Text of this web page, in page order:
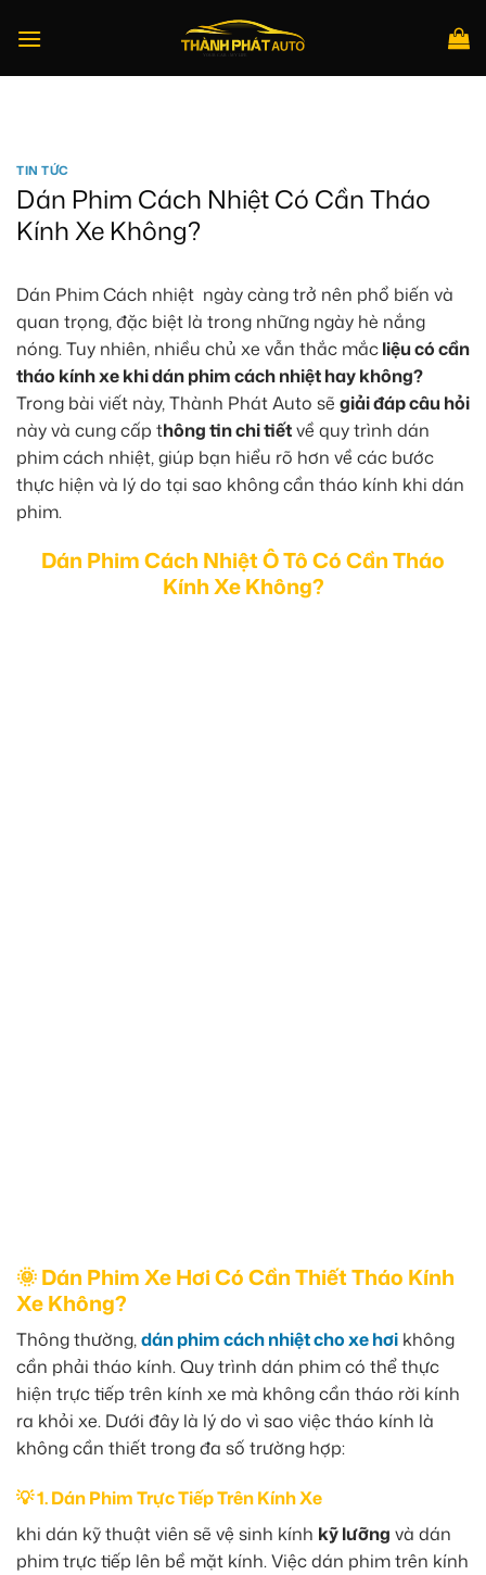
qua
TIN TỨC
Dán Phim Cách Nhiệt Có Cần Tháo
Kính Xe Không?
Dán Phim Cách nhiệt ngày càng trở nên phổ biến và
quan trọng, đặc biệt là trong những ngày hè nắng
nóng. Tuy nhiên, nhiều chủ xe vẫn thắc mắcliệu có cần
tháo kính xe khi dán phim cách nhiệt hay không?
Trong bài viết này, Thành Phát Auto sẽ giải đáp câu hỏi
này và cung cấp thông tin chi tiếtvề quy trình dán
phim cách nhiệt, giúp bạn hiểu rõ hơn về các bước
thực hiện và lý do tại sao không cần tháo kính khi dán
phim.
Dán Phim Cách Nhiệt Ô Tô Có Cần Tháo
Kính Xe Không?
🌞 Dán Phim Xe Hơi Có Cần Thiết Tháo Kính
Xe Không?
Thông thường,dán phim cách nhiệt cho xe hơi không
cần phải tháo kính. Quy trình dán phim có thể thực
hiện trực tiếp trên kính xe mà không cần tháo rời kính
ra khỏi xe. Dưới đây là lý do vì sao việc tháo kính là
không cần thiết trong đa số trường hợp:
💡 1. Dán Phim Trực Tiếp Trên Kính Xe
khi dán kỹ thuật viên sẽ vệ sinh kính kỹ lưỡng và dán
phim trực tiếp lên bề mặt kính. Việc dán phim trên kính